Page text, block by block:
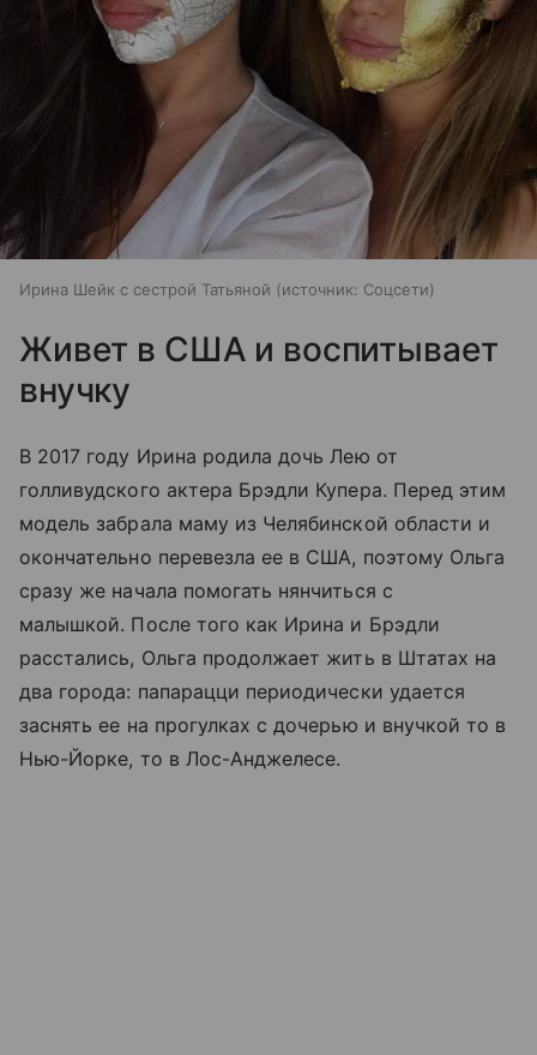
Ирина Шейк с сестрой Татьяной источник: Соцсети
Живет в США и воспитывает
внучку
В 2017 году Ирина родила дочь Лею от
голливудского актера Брэдли Купера. Перед этим
модель забрала маму из Челябинской области и
окончательно перевезла ее в США, поэтому Ольга
сразу же начала помогать нянчиться с
малышкой. После того как Ирина и Брэдли
расстались, Ольга продолжает жить в Штатах на
два города: папарацци периодически удается
заснять ее на прогулках с дочерью и внучкой то в
Нью-Йорке, то в Лос-Анджелесе.